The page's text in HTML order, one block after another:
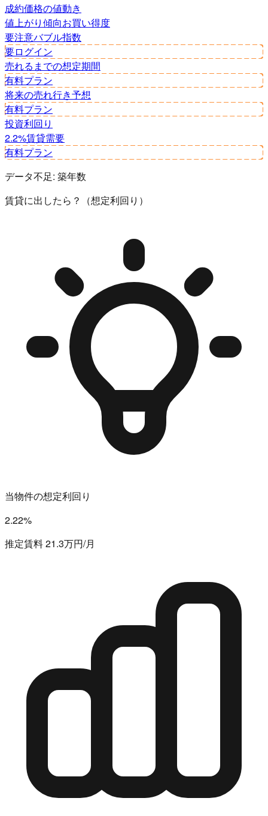
成約価格の値動き
値上がり傾向お買い得度
要注意バブル指数
要ログイン
売れるまでの想定期間
有料プラン
将来の売れ行き予想
有料プラン
投資利回り
2.2%賃貸需要
有料プラン
データ不足: 築年数
賃貸に出したら？（想定利回り）
当物件の想定利回り
2.22%
推定賃料 21.3万円/月